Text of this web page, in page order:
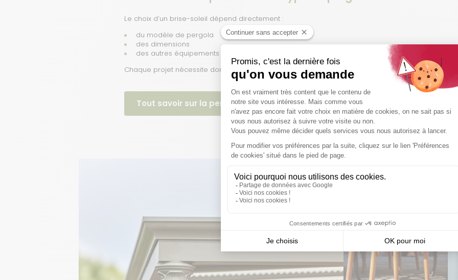
Le choix d’un brise-soleil dépend directement :
du modèle de pergola
des dimensions
des autres équipements sélectionnés
Chaque projet nécessite donc une étude adaptée afin de garantir la bonne compatibilité des
Tout savoir sur la pergola rétro